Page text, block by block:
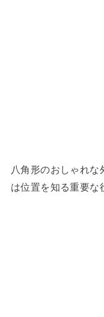
八角形のおしゃれな
は位置を知る重要な